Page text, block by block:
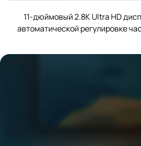
11-дюймовый 2.8K Ultra HD
автоматической регулировке